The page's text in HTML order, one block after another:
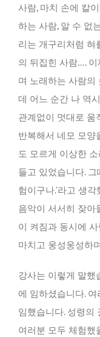
사람, 마치 손에 칼
하는 사람, 알 수 없
리는 개구리처럼 혀
의 뒤집힌 사람…. 이
며 노래하는 사람의
데 어느 순간 나 역
관계없이 멋대로 움
반복해서 네모 모양
도 모르게 이상한
들고 있었습니다. 그
험이구나.’라고 생
음악이 서서히 잦아
이 켜짐과 동시에
마치고 웅성웅성하
강사는 이렇게 말했
에 임하셨습니다.
임했습니다. 성령의
여러분 모두 체험했